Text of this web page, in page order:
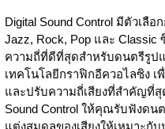
Digital Sound Control มีตัวเลื
Jazz, Rock, Pop และ Classic
ความถี่ที่ดีที่สุดสำหรับดนตรีรูป
เทคโนโลยีกราฟิกอีควอไลซิง
และปรับความถี่เสียงที่สำคัญที่
Sound Control ให้คุณรับฟังดน
แต่งสมดุลของเสียงให้เหมาะกั